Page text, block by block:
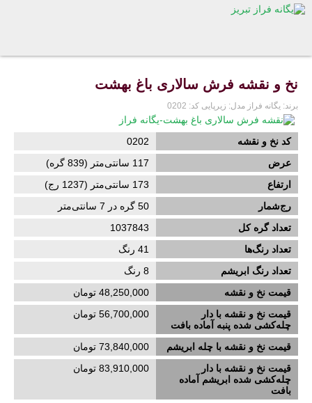
نخ و نقشه فرش سالاری باغ بهشت
برند: یگانه فراز مدل: زیرپایی کد: 0202
کد نخ و نقشه
0202
عرض
117 سانتی‌متر (839 گره)
ارتفاع
173 سانتی‌متر (1237 رج)
رج‌شمار
50 گره در 7 سانتی‌متر
تعداد گره کل
1037843
تعداد رنگ‌ها
41 رنگ
تعداد رنگ ابریشم
8 رنگ
قیمت نخ و نقشه
48,250,000 تومان
قیمت نخ و نقشه با دار
چله‌کشی‌ شده پنبه آماده بافت
56,700,000 تومان
قیمت نخ و نقشه با چله ابریشم
73,840,000 تومان
قیمت نخ و نقشه با دار
چله‌کشی‌ شده ابریشم آماده
بافت
83,910,000 تومان